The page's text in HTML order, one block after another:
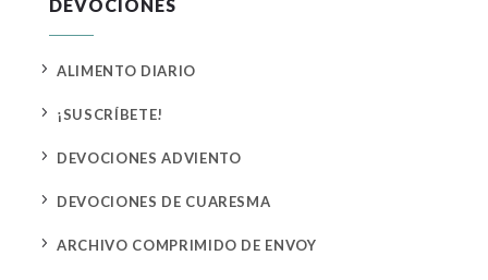
DEVOCIONES
5 ALIMENTO DIARIO
5 ¡SUSCRÍBETE!
5 DEVOCIONES ADVIENTO
5 DEVOCIONES DE CUARESMA
5 ARCHIVO COMPRIMIDO DE ENVOY